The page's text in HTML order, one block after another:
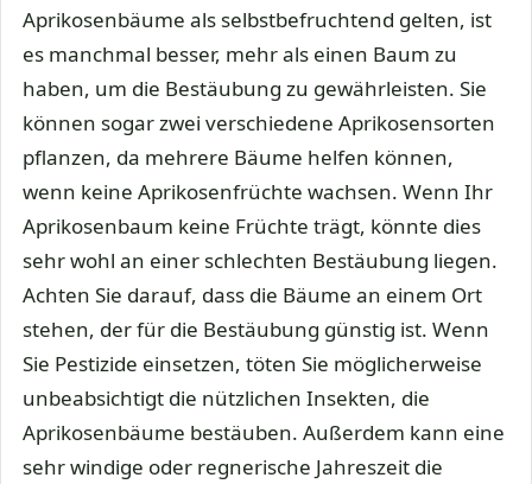
Aprikosenbäume als selbstbefruchtend gelten, ist
es manchmal besser, mehr als einen Baum zu
haben, um die Bestäubung zu gewährleisten. Sie
können sogar zwei verschiedene Aprikosensorten
pflanzen, da mehrere Bäume helfen können,
wenn keine Aprikosenfrüchte wachsen. Wenn Ihr
Aprikosenbaum keine Früchte trägt, könnte dies
sehr wohl an einer schlechten Bestäubung liegen.
Achten Sie darauf, dass die Bäume an einem Ort
stehen, der für die Bestäubung günstig ist. Wenn
Sie Pestizide einsetzen, töten Sie möglicherweise
unbeabsichtigt die nützlichen Insekten, die
Aprikosenbäume bestäuben. Außerdem kann eine
sehr windige oder regnerische Jahreszeit die